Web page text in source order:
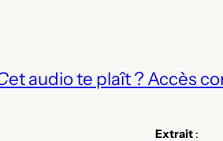
et audio te plaît ? Accès
Extrait: